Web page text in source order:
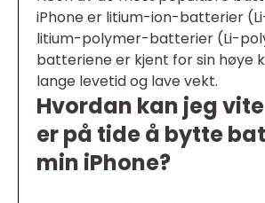
iPhone er litium-ion-batterier
litium-polymer-batterier (Li-
batteriene er kjent for sin høye
lange levetid og lave vekt.
Hvordan kan jeg
er på tide å bytte
min iPhone?